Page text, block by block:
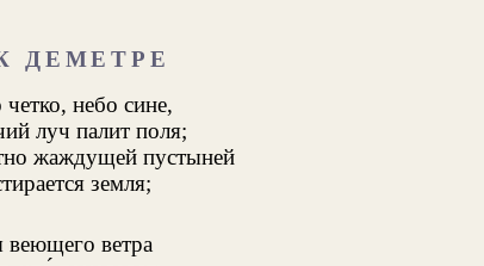
ДЕМЕТРЕ
небо сине,
луч палит поля;
жаждущей пустыней
земля;
ветра